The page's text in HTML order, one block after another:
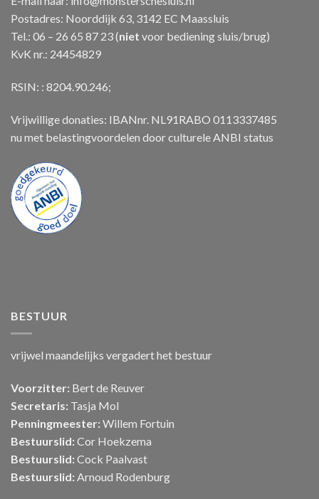
Postadres: Noorddijk 63, 3142 EC Maassluis
Tel.: 06 – 26 65 87 23 (niet voor bediening sluis/brug)
KvK nr.: 24454829
RSIN: : 8204.90.246;
Vrijwillige donaties: IBANnr. NL91RABO 0113337485
nu met belastingvoordelen door culturele ANBI status
BESTUUR
vrijwel maandelijks vergadert het bestuur
Voorzitter: Bert de Reuver
Secretaris: Tasja Mol
Penningmeester: Willem Fortuin
Bestuurslid: Cor Hoekzema
Bestuurslid: Cock Paalvast
Bestuurslid: Arnoud Rodenburg